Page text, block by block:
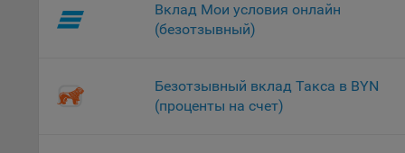
Вклад Мои условия онлайн
(безотзывный)
Безотзывный вклад Такса в BYN
(проценты на счет)